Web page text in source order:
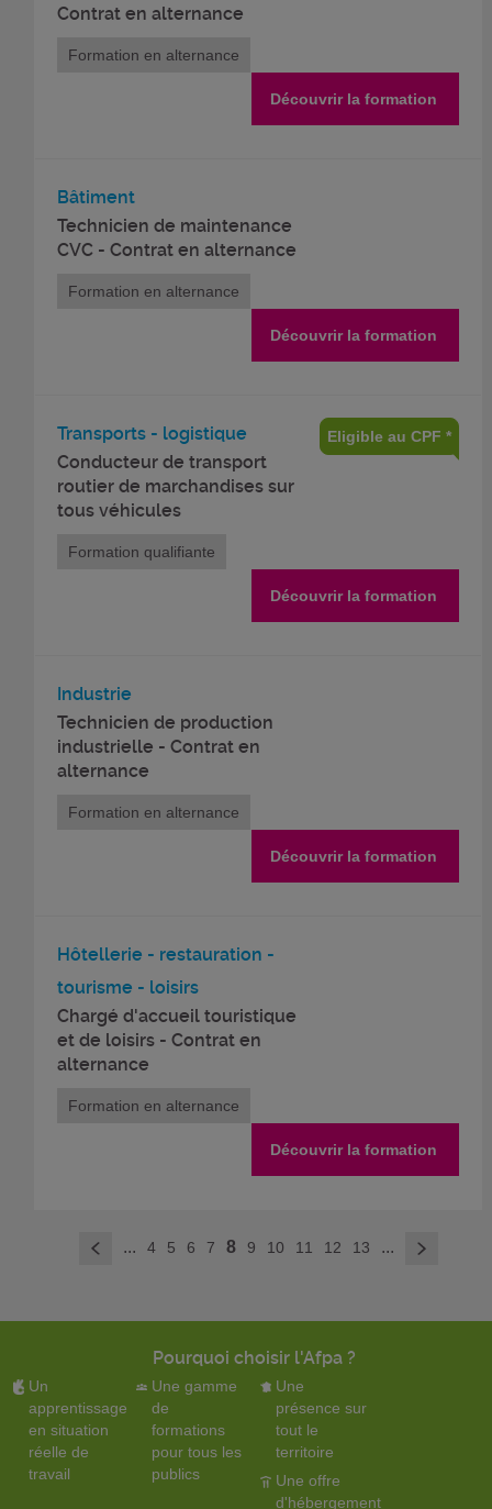
Contrat en alternance
Formation en alternance
Découvrir la formation
Bâtiment
Technicien de maintenance
CVC - Contrat en alternance
Formation en alternance
Découvrir la formation
Transports - logistique
Conducteur de transport
routier de marchandises sur
tous véhicules
Eligible au CPF *
Formation qualifiante
Découvrir la formation
Industrie
Technicien de production
industrielle - Contrat en
alternance
Formation en alternance
Découvrir la formation
Hôtellerie - restauration -
tourisme - loisirs
Chargé d'accueil touristique
et de loisirs - Contrat en
alternance
Formation en alternance
Découvrir la formation
< ... 4 5 6 7 8 9 10 11 12 13 ... >
Pourquoi choisir l'Afpa ?
Un
apprentissage
en situation
réelle de
travail
Une gamme
de
formations
pour tous les
publics
Une
présence sur
tout le
territoire
Une offre
d'hébergement